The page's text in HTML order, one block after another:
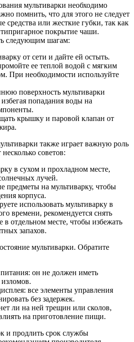
мультиварки необходимо
помнить, что для этого не следует
средства или жесткие губки, так как
покрытие чаши.
следующим шагам:
от сети и дайте ей остыть.
ее теплой водой с мягким
При необходимости используйте
поверхность мультиварки
попадания воды на
крышку и паровой клапан от
также играет важную роль
советов:
в сухом и прохладном месте,
лучей.
предметы на мультиварку, чтобы
корпуса.
использовать мультиварку в
времени, рекомендуется снять
в отдельном месте, чтобы избежать
запахов.
мультиварки. Обратите
он не должен иметь
все элементы управления
без задержек.
ли на ней трещин или сколов,
на приготовление пищи.
и продлить срок службы